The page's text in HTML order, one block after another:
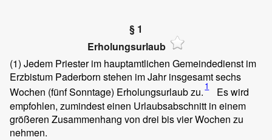
§ 1
Erholungsurlaub
(1) Jedem Priester im hauptamtlichen Gemeindedienst im
Erzbistum Paderborn stehen im Jahr insgesamt sechs
Wochen (fünf Sonntage) Erholungsurlaub zu. 1
Es wird
empfohlen, zumindest einen Urlaubsabschnitt in einem
größeren Zusammenhang von drei bis vier Wochen zu
nehmen.